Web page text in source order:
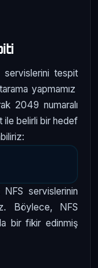
servislerini tespit
yapmamız
2049 numaralı
ile belirli bir hedef
NFS servislerinin
Böylece, NFS
bir fikir edinmiş